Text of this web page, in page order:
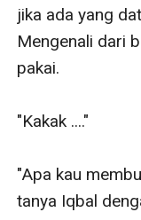
jika ada yang
Mengenali dari
pakai.
"Kakak ...."
"Apa kau
tanya Iqbal